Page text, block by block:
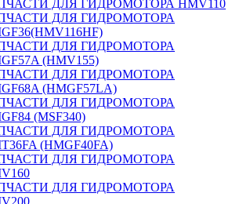
ДЛЯ ГИДРОМОТОРА HMV110
ДЛЯ ГИДРОМОТОРА
ДЛЯ ГИДРОМОТОРА
(HMV155)
ДЛЯ ГИДРОМОТОРА
(HMGF57LA)
ДЛЯ ГИДРОМОТОРА
(MSF340)
ДЛЯ ГИДРОМОТОРА
(HMGF40FA)
ДЛЯ ГИДРОМОТОРА
ДЛЯ ГИДРОМОТОРА